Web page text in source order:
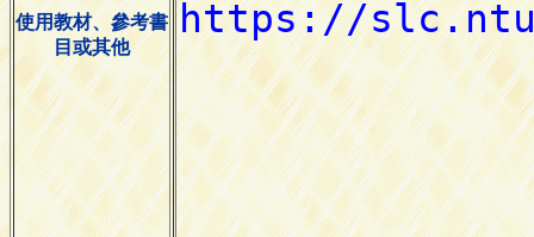
使用教材、參考書
目或其他